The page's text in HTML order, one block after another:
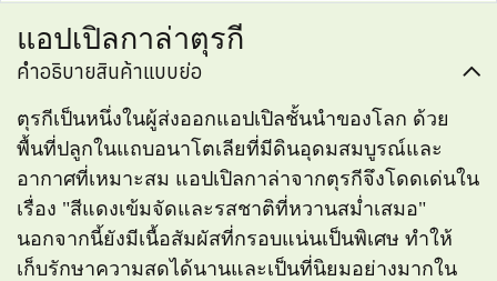
แอปเปิลกาล่าตุรกี
คำอธิบายสินค้าแบบย่อ
ตุรกีเป็นหนึ่งในผู้ส่งออกแอปเปิลชั้นนำของโลก ด้วย
พื้นที่ปลูกในแถบอนาโตเลียที่มีดินอุดมสมบูรณ์และ
อากาศที่เหมาะสม แอปเปิลกาล่าจากตุรกีจึงโดดเด่นใน
เรื่อง "สีแดงเข้มจัดและรสชาติที่หวานสม่ำเสมอ"
นอกจากนี้ยังมีเนื้อสัมผัสที่กรอบแน่นเป็นพิเศษ ทำให้
เก็บรักษาความสดได้นานและเป็นที่นิยมอย่างมากใน